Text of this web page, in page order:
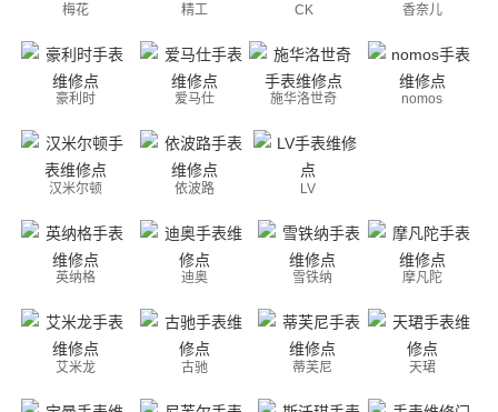
梅花 精工 CK 香奈儿
豪利时 爱马仕 施华洛世奇 nomos
汉米尔顿 依波路 LV
英纳格 迪奥 雪铁纳 摩凡陀
艾米龙 古驰 蒂芙尼 天珺